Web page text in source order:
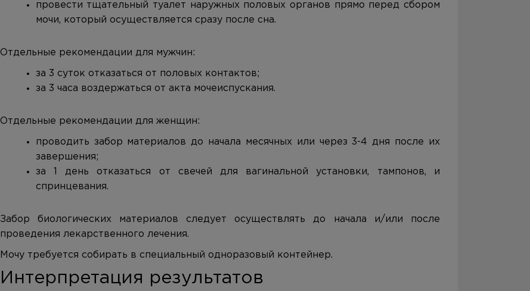
провести тщательный туалет наружных половых органов прямо перед сбором
мочи, который осуществляется сразу после сна.
Отдельные рекомендации для мужчин:
за 3 суток отказаться от половых контактов;
за 3 часа воздержаться от акта мочеиспускания.
Отдельные рекомендации для женщин:
проводить забор материалов до начала месячных или через 3-4 дня после их
завершения;
за 1 день отказаться от свечей для вагинальной установки, тампонов, и
спринцевания.
Забор биологических материалов следует осуществлять до начала и/или после
проведения лекарственного лечения.
Мочу требуется собирать в специальный одноразовый контейнер.
Интерпретация результатов